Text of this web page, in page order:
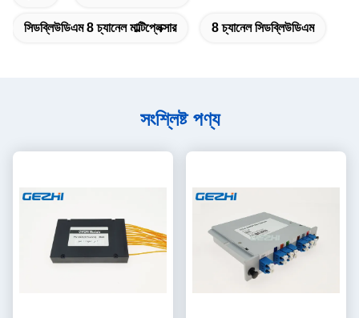
সিডব্লিউডিএম 8 চ্যানেল মাল্টিপ্লেক্সার 8 চ্যানেল সিডব্লিউডিএম
সংশ্লিষ্ট পণ্য